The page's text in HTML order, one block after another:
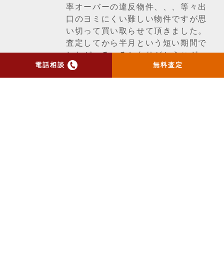
電話相談 無料査定
率オーバーの違反物件、、、等々出
口のヨミにくい難しい物件ですが思
い切って買い取らせて頂きました。
査定してから半月という短い期間で
したがいろいろとありがとうござい
ました。今後とも宜しくお願い致し
ます。